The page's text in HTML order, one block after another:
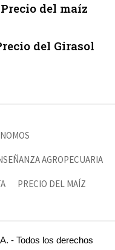
Precio del maíz
del Girasol
AGROPECUARIA
PRECIO DEL MAÍZ
- Todos los derechos